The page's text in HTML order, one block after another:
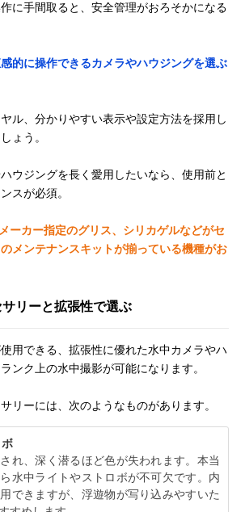
に手間取ると、安全管理がおろそかになる
的に操作できるカメラやハウジングを選ぶ
ル、分かりやすい表示や設定方法を採用し
ょう。
ウジングを長く愛用したいなら、使用前と
スが必須。
ーカー指定のグリス、シリカゲルなどがセ
メンテナンスキットが揃っている機種がお
リーと拡張性で選ぶ
用できる、拡張性に優れた水中カメラやハ
ンク上の水中撮影が可能になります。
リーには、次のようなものがあります。
れ、深く潜るほど色が失われます。本当
水中ライトやストロボが不可欠です。内
できますが、浮遊物が写り込みやすいた